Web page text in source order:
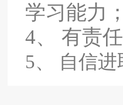
学习能力
4、 有责
5、 自信